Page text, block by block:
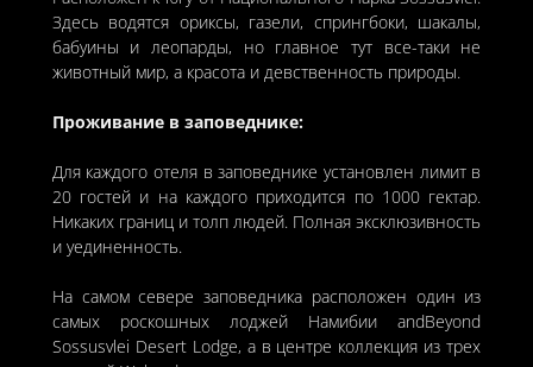
Здесь водятся ориксы, газели, спрингбоки, шакалы,
бабуины и леопарды, но главное тут все-таки не
животный мир, а красота и девственность природы.
Проживание в заповеднике:
Для каждого отеля в заповеднике установлен лимит в
20 гостей и на каждого приходится по 1000 гектар.
Никаких границ и толп людей. Полная эксклюзивность
и уединенность.
На самом севере заповедника расположен один из
самых роскошных лоджей Намибии andBeyond
Sossusvlei Desert Lodge, а в центре коллекция из трех